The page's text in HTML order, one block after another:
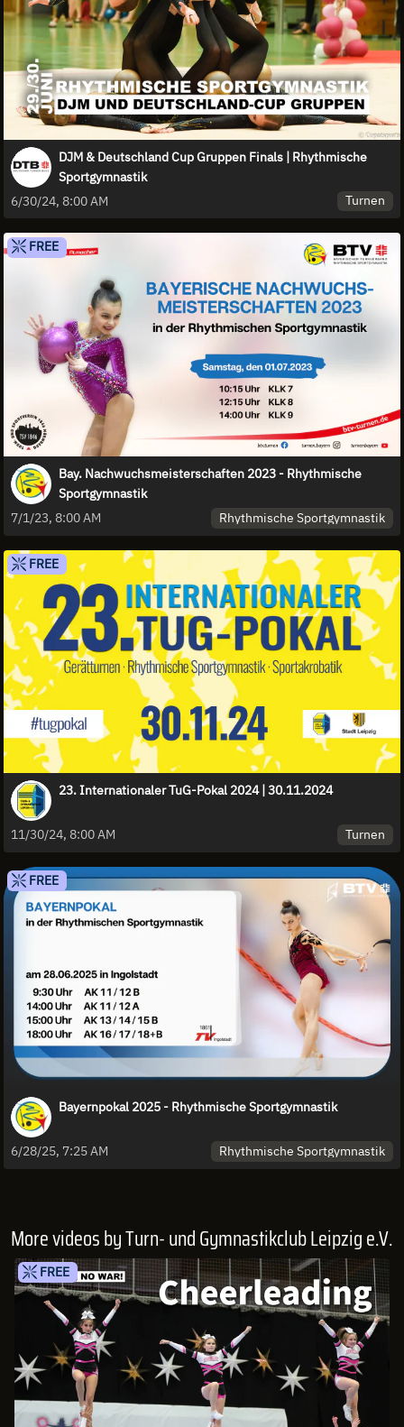
DJM & Deutschland Cup Gruppen Finals | Rhythmische
Sportgymnastik
6/30/24, 8:00 AM
Turnen
FREE
Bay. Nachwuchsmeisterschaften 2023 - Rhythmische
Sportgymnastik
7/1/23, 8:00 AM
Rhythmische Sportgymnastik
FREE
23. Internationaler TuG-Pokal 2024 | 30.11.2024
11/30/24, 8:00 AM Turnen
FREE
Bayernpokal 2025 - Rhythmische Sportgymnastik
6/28/25, 7:25 AM Rhythmische Sportgymnastik
More videos by Turn- und Gymnastikclub Leipzig e.V.
FREE